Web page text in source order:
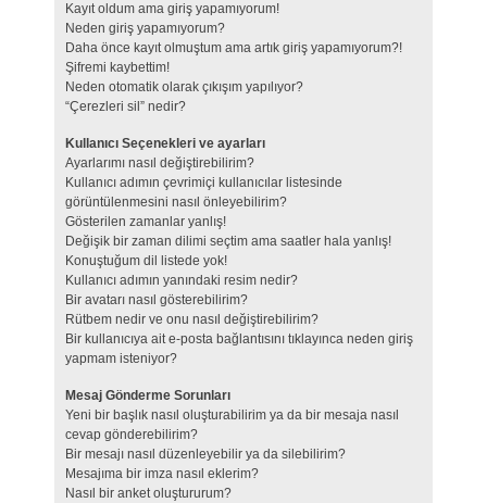
Kayıt oldum ama giriş yapamıyorum!
Neden giriş yapamıyorum?
Daha önce kayıt olmuştum ama artık giriş yapamıyorum?!
Şifremi kaybettim!
Neden otomatik olarak çıkışım yapılıyor?
“Çerezleri sil” nedir?
Kullanıcı Seçenekleri ve ayarları
Ayarlarımı nasıl değiştirebilirim?
Kullanıcı adımın çevrimiçi kullanıcılar listesinde
görüntülenmesini nasıl önleyebilirim?
Gösterilen zamanlar yanlış!
Değişik bir zaman dilimi seçtim ama saatler hala yanlış!
Konuştuğum dil listede yok!
Kullanıcı adımın yanındaki resim nedir?
Bir avatarı nasıl gösterebilirim?
Rütbem nedir ve onu nasıl değiştirebilirim?
Bir kullanıcıya ait e-posta bağlantısını tıklayınca neden giriş
yapmam isteniyor?
Mesaj Gönderme Sorunları
Yeni bir başlık nasıl oluşturabilirim ya da bir mesaja nasıl
cevap gönderebilirim?
Bir mesajı nasıl düzenleyebilir ya da silebilirim?
Mesajıma bir imza nasıl eklerim?
Nasıl bir anket oluştururum?